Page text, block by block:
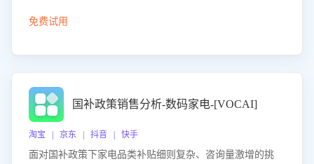
免费试用
国补政策销售分析-数码家电-[VOCAI]
淘宝 | 京东 | 抖音 | 快手
面对国补政策下家电品类补贴细则复杂、咨询量激增的挑